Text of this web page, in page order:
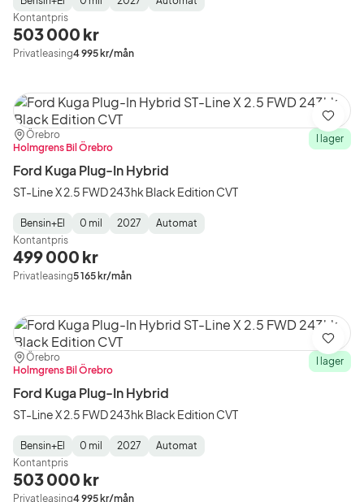
Fuel
Type:
Mätarställning:
Model
Year:
Gearbox
Type:
Kontantpris
503 000 kr
Privatleasing4 995 kr/mån
Plats:
Örebro
Återförsäljare:
Holmgrens Bil Örebro
I lager
Ford Kuga Plug-In Hybrid
ST-Line X 2.5 FWD 243hk Black Edition CVT
Fuel
Type:
Bensin+El
Mätarställning:
0 mil
Model
Year:
2027
Gearbox
Type:
Automat
Kontantpris
499 000 kr
Privatleasing5 165 kr/mån
Spara
Plats:
Örebro
Återförsäljare:
Holmgrens Bil Örebro
I lager
Ford Kuga Plug-In Hybrid
ST-Line X 2.5 FWD 243hk Black Edition CVT
Fuel
Type:
Bensin+El
Mätarställning:
0 mil
Model
Year:
2027
Gearbox
Type:
Automat
Kontantpris
503 000 kr
Privatleasing4 995 kr/mån
Spara